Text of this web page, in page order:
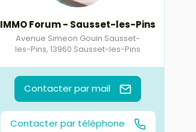
IMMO Forum - Sausset-les-Pins
Avenue Simeon Gouin Sausset-
les-Pins,13960 Sausset-les-Pins
Contacter par mail
Contacter par téléphone